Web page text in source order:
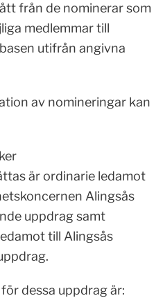
från de nominerar som
medlemmar till
utifrån angivna
av nomineringar kan
är ordinarie ledamot
Alingsås
uppdrag samt
till Alingsås
dessa uppdrag är: